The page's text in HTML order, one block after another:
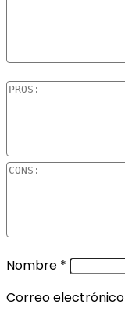
Nombre *
Correo electrónico